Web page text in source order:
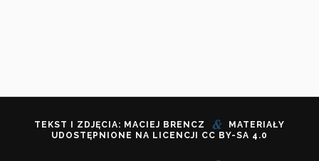
TEKST I ZDJĘCIA: MACIEJ BRENCZ &
MATERIAŁY
UDOSTĘPNIONE NA LICENCJI CC BY-SA 4.0